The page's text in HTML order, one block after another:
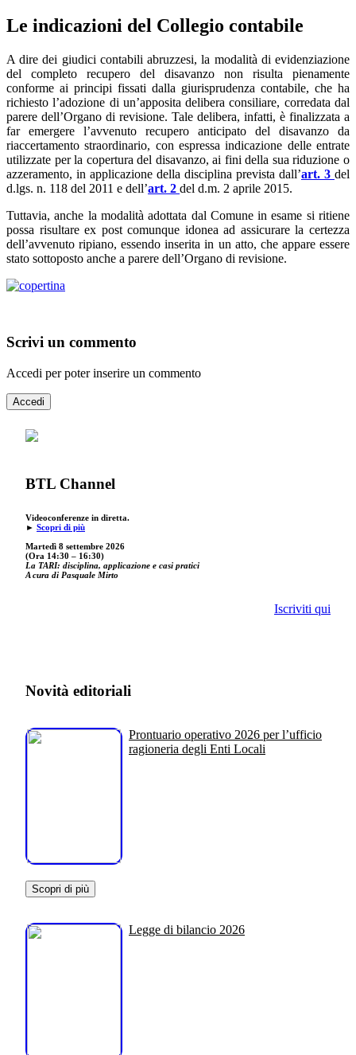
Le indicazioni del Collegio contabile
A dire dei giudici contabili abruzzesi, la modalità di evidenziazione
del completo recupero del disavanzo non risulta pienamente
conforme ai principi fissati dalla giurisprudenza contabile, che ha
richiesto l’adozione di un’apposita delibera consiliare, corredata dal
parere dell’Organo di revisione. Tale delibera, infatti, è finalizzata a
far emergere l’avvenuto recupero anticipato del disavanzo da
riaccertamento straordinario, con espressa indicazione delle entrate
utilizzate per la copertura del disavanzo, ai fini della sua riduzione o
azzeramento, in applicazione della disciplina prevista dall’art. 3 del
d.lgs. n. 118 del 2011 e dell’art. 2 del d.m. 2 aprile 2015.
Tuttavia, anche la modalità adottata dal Comune in esame si ritiene
possa risultare ex post comunque idonea ad assicurare la certezza
dell’avvenuto ripiano, essendo inserita in un atto, che appare essere
stato sottoposto anche a parere dell’Organo di revisione.
Scrivi un commento
Accedi per poter inserire un commento
Accedi
BTL Channel
Videoconferenze in diretta.
► Scopri di più
Martedì 8 settembre 2026
(Ora 14:30 – 16:30)
La TARI: disciplina, applicazione e casi pratici
A cura di Pasquale Mirto
Iscriviti qui
Novità editoriali
Prontuario operativo 2026 per l’ufficio
ragioneria degli Enti Locali
Scopri di più
Legge di bilancio 2026